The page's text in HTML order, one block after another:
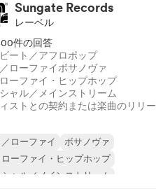
Sungate Records
レーベル
件の回答
ート／アフロポップ
ローファイボサノヴァ
ーファイ・ヒップホップ
ャル／メインストリーム
ストとの契約または楽曲のリリー
ローファイ
ボサノヴァ
ーファイ・ヒップホップ
ャル／メインストリーム